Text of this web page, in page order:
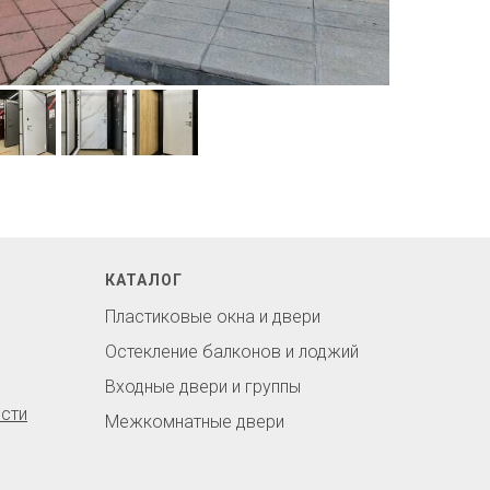
КАТАЛОГ
Пластиковые окна и двери
Остекление балконов и лоджий
Входные двери и группы
Межкомнатные двери